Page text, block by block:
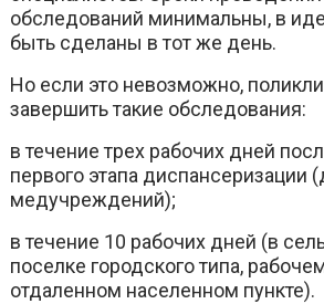
обследований минимальны, в
быть сделаны в тот же день.
Но если это невозможно,
завершить такие обследования:
в течение трех рабочих дней
первого этапа диспансеризации
медучреждений);
в течение 10 рабочих дней (в
поселке городского типа,
отдаленном населенном пункте).